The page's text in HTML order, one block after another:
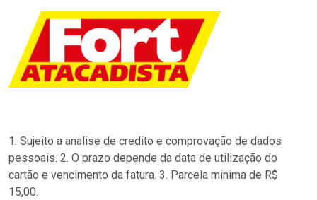
1. Sujeito a analise de credito e comprovação de dados
pessoais. 2. O prazo depende da data de utilização do
cartão e vencimento da fatura. 3. Parcela minima de R$
15,00.